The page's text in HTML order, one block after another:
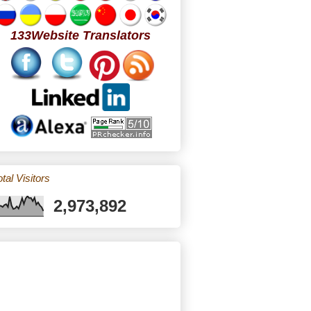
133Website Translators
Visitors
2,973,892